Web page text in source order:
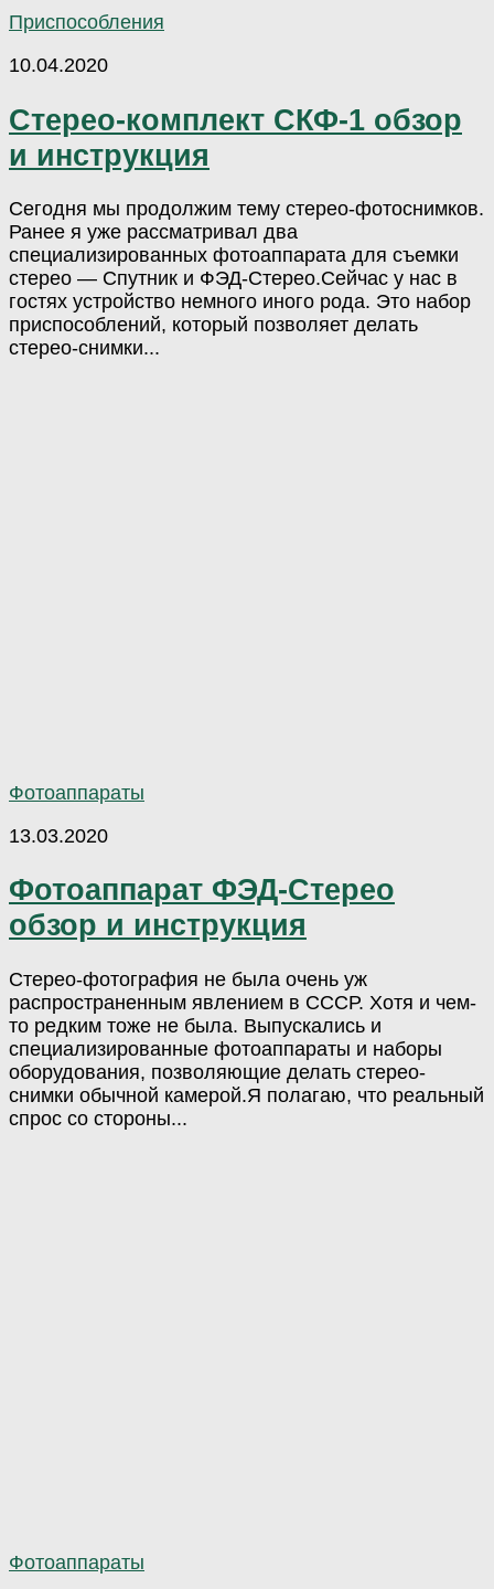
Приспособления
10.04.2020
Стерео-комплект СКФ-1 обзор
и инструкция
Сегодня мы продолжим тему стерео-фотоснимков.
Ранее я уже рассматривал два
специализированных фотоаппарата для съемки
стерео — Спутник и ФЭД-Стерео.Сейчас у нас в
гостях устройство немного иного рода. Это набор
приспособлений, который позволяет делать
стерео-снимки...
Фотоаппараты
13.03.2020
Фотоаппарат ФЭД-Стерео
обзор и инструкция
Стерео-фотография не была очень уж
распространенным явлением в СССР. Хотя и чем-
то редким тоже не была. Выпускались и
специализированные фотоаппараты и наборы
оборудования, позволяющие делать стерео-
снимки обычной камерой.Я полагаю, что реальный
спрос со стороны...
Фотоаппараты